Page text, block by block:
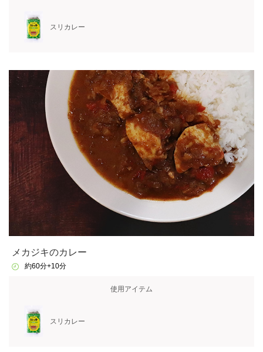
スリカレー
メカジキのカレー
約60分+10分
使用アイテム
スリカレー